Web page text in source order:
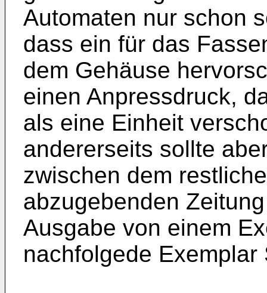
Automaten nur schon
dass ein für das
dem Gehäuse
einen Anpressdruck,
als eine Einheit
andererseits sollte
zwischen dem
abzugebenden
Ausgabe von einem
nachfolgede